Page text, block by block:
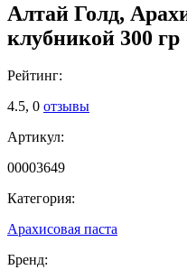
Алтай Голд,
клубникой 300 гр
Рейтинг:
4.5, 0 отзывы
Артикул:
00003649
Категория:
Арахисовая паста
Бренд: